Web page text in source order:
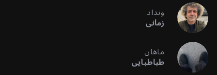
ونداد
زمانی
ماهان
طباطبایی